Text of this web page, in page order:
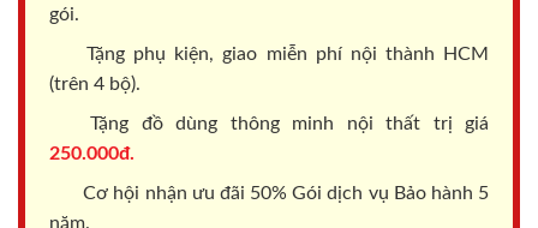
gói.
Tặng phụ kiện, giao miễn phí nội thành HCM
(trên 4 bộ).
Tặng đồ dùng thông minh nội thất trị giá
250.000đ.
Cơ hội nhận ưu đãi 50% Gói dịch vụ Bảo hành 5
năm.